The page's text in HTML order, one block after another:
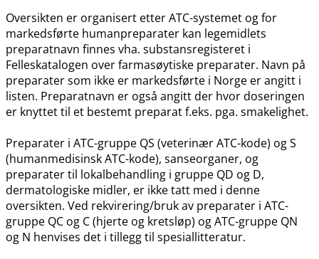
Oversikten er organisert etter ATC-systemet og for
markedsførte humanpreparater kan legemidlets
preparatnavn finnes vha. substansregisteret i
Felleskatalogen over farmasøytiske preparater. Navn på
preparater som ikke er markedsførte i Norge er angitt i
listen. Preparatnavn er også angitt der hvor doseringen
er knyttet til et bestemt preparat f.eks. pga. smakelighet.
Preparater i ATC-gruppe QS (veterinær ATC-kode) og S
(humanmedisinsk ATC-kode), sanseorganer, og
preparater til lokalbehandling i gruppe QD og D,
dermatologiske midler, er ikke tatt med i denne
oversikten. Ved rekvirering​/​bruk av preparater i ATC-
gruppe QC og C (hjerte og kretsløp) og ATC-gruppe QN
og N henvises det i tillegg til spesiallitteratur.